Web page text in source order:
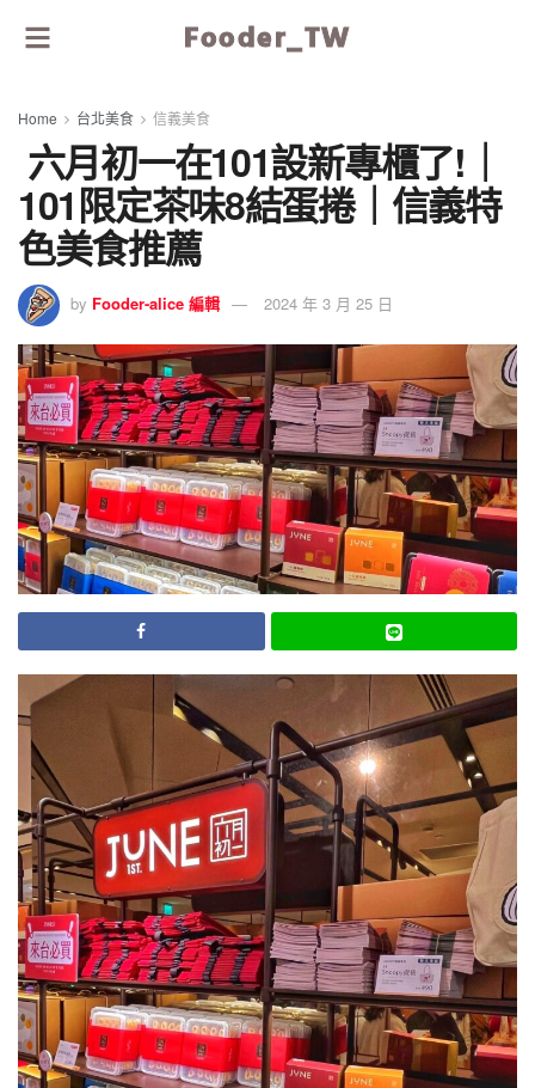
Fooder_TW
Home 台北美食 信義美食
六月初一在101設新專櫃了!｜
101限定茶味8結蛋捲｜信義特
色美食推薦
by Fooder-alice 編輯 2024 年 3 月 25 日